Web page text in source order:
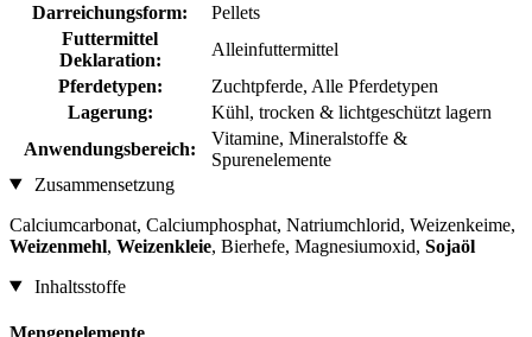
Darreichungsform:
Pellets
Futtermittel
Deklaration:
Alleinfuttermittel
Pferdetypen:
Zuchtpferde, Alle Pferdetypen
Lagerung:
Kühl, trocken & lichtgeschützt lagern
Anwendungsbereich:
Vitamine, Mineralstoffe &
Spurenelemente
Zusammensetzung
Calciumcarbonat, Calciumphosphat, Natriumchlorid, Weizenkeime,
Weizenmehl, Weizenkleie, Bierhefe, Magnesiumoxid, Sojaöl
Inhaltsstoffe
Mengenelemente